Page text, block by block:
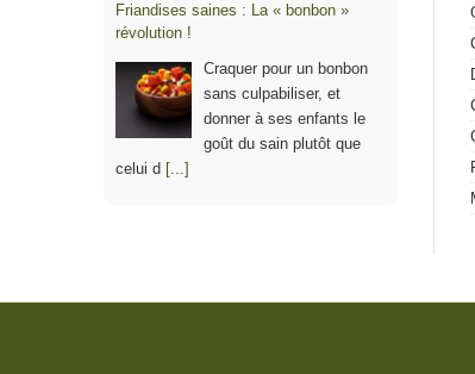
Friandises saines : La « bonbon »
révolution !
Craquer pour un bonbon
sans culpabiliser, et
donner à ses enfants le
goût du sain plutôt que
celui d [...]